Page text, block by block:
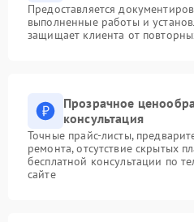
Предоставляется
выполненные работы и
защищает клиента от
Прозрачное
консультация
Точные прайс-листы,
ремонта, отсутствие скрытых
бесплатной консультации по
сайте